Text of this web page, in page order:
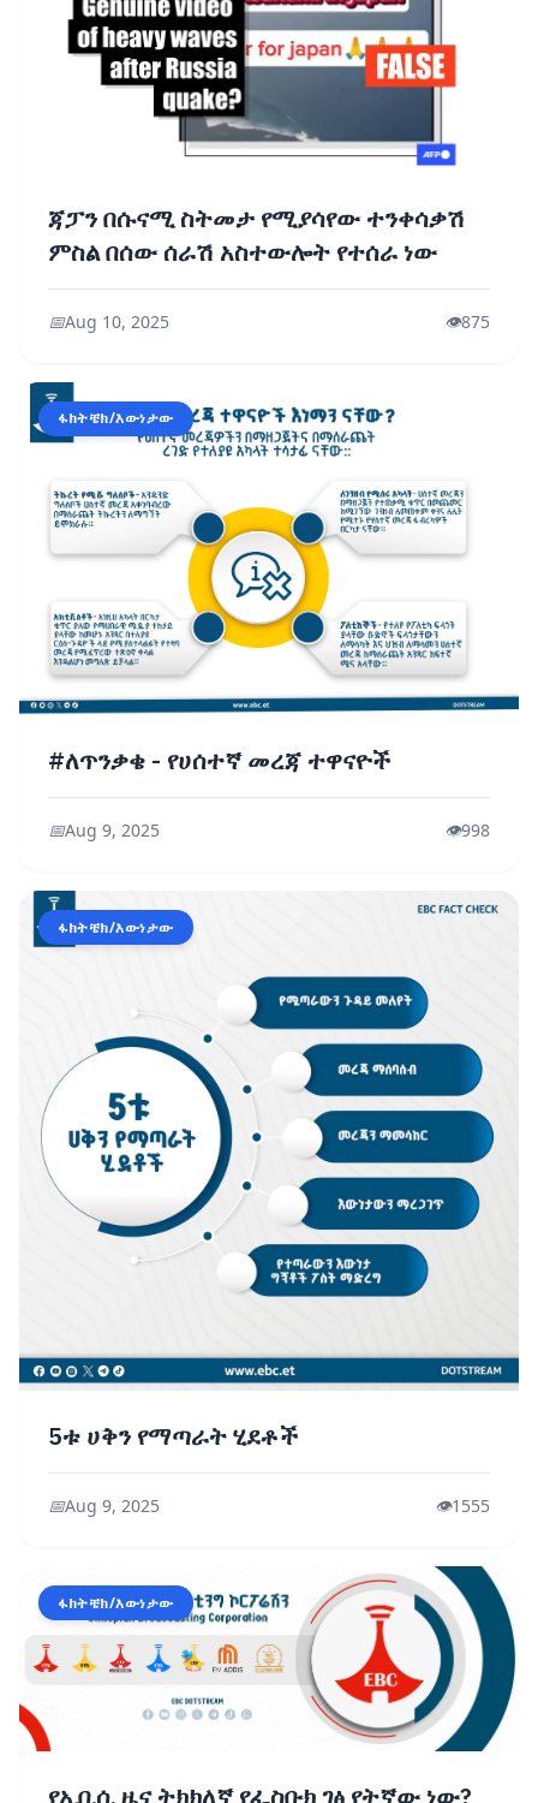
ጃፓን በሱናሚ ስትመታ የሚያሳየው ተንቀሳቃሽ
ምስል በሰው ሰራሽ አስተውሎት የተሰራ ነው
📅Aug 10, 2025 👁️875
ፋክትቼክ/እውነታው
#ለጥንቃቄ - የሀሰተኛ መረጃ ተዋናዮች
📅Aug 9, 2025 👁️998
ፋክትቼክ/እውነታው
5ቱ ሀቅን የማጣራት ሂደቶች
📅Aug 9, 2025 👁️1555
ፋክትቼክ/እውነታው